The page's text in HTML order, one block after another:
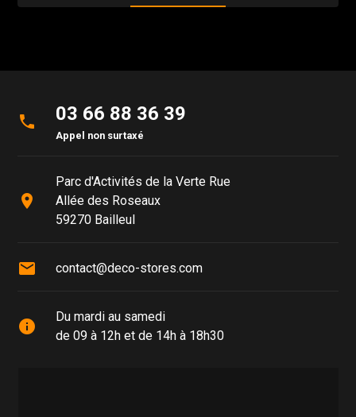
phone 03 66 88 36 39
Appel non surtaxé
place
Parc d'Activités de la Verte Rue
Allée des Roseaux
59270 Bailleul
mail contact@deco-stores.com
info
Du mardi au samedi
de 09 à 12h et de 14h à 18h30